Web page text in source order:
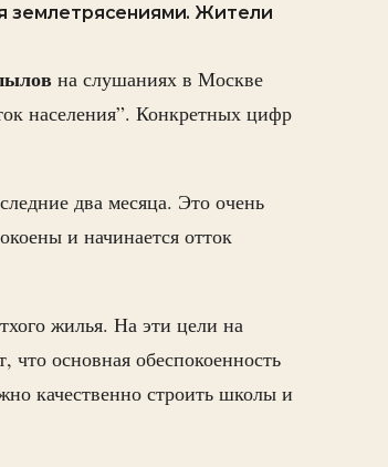
землетрясениями. Жители
на слушаниях в Москве
населения”. Конкретных цифр
два месяца. Это очень
и начинается отток
жилья. На эти цели на
основная обеспокоенность
качественно строить школы и